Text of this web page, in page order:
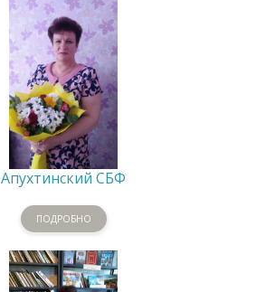
Апухтинский СБФ
ПОДРОБНО